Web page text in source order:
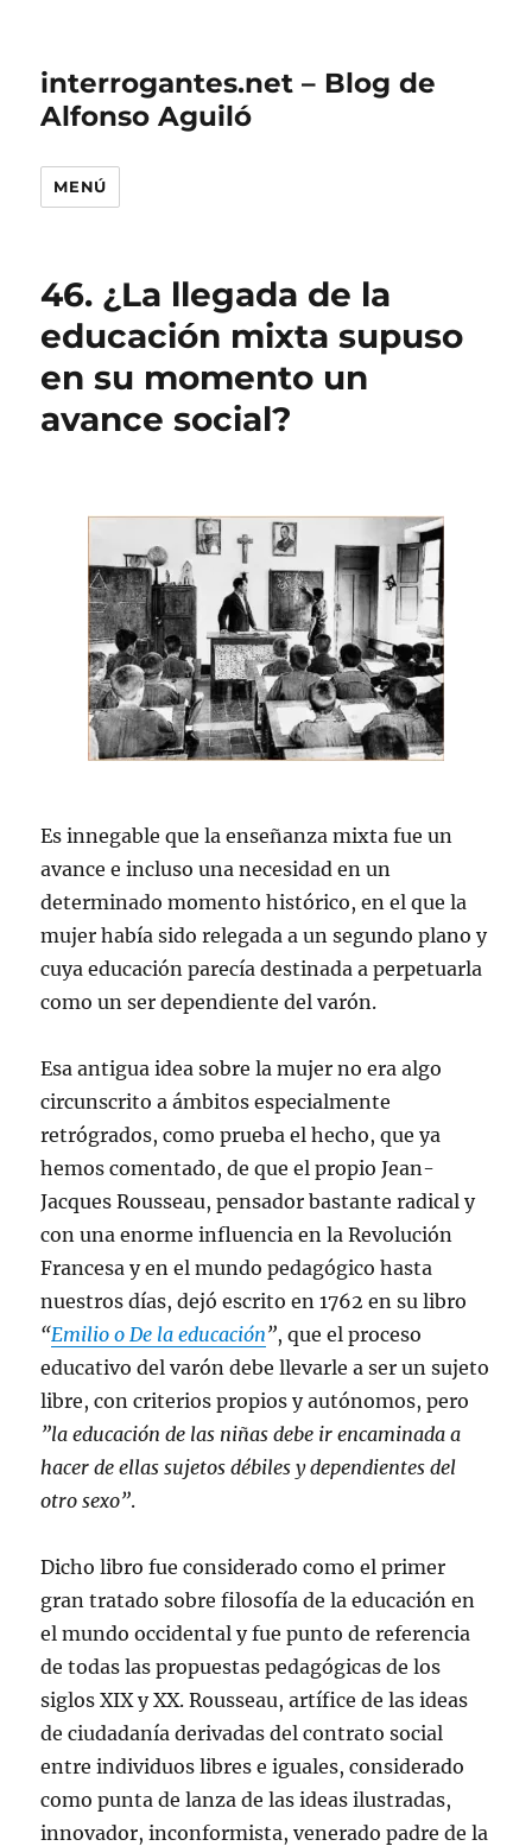
interrogantes.net – Blog de
Alfonso Aguiló
MENÚ
46. ¿La llegada de la
educación mixta supuso
en su momento un
avance social?
Es innegable que la enseñanza mixta fue un
avance e incluso una necesidad en un
determinado momento histórico, en el que la
mujer había sido relegada a un segundo plano y
cuya educación parecía destinada a perpetuarla
como un ser dependiente del varón.
Esa antigua idea sobre la mujer no era algo
circunscrito a ámbitos especialmente
retrógrados, como prueba el hecho, que ya
hemos comentado, de que el propio Jean-
Jacques Rousseau, pensador bastante radical y
con una enorme influencia en la Revolución
Francesa y en el mundo pedagógico hasta
nuestros días, dejó escrito en 1762 en su libro
“Emilio o De la educación”, que el proceso
educativo del varón debe llevarle a ser un sujeto
libre, con criterios propios y autónomos, pero
”la educación de las niñas debe ir encaminada a
hacer de ellas sujetos débiles y dependientes del
otro sexo”.
Dicho libro fue considerado como el primer
gran tratado sobre filosofía de la educación en
el mundo occidental y fue punto de referencia
de todas las propuestas pedagógicas de los
siglos XIX y XX. Rousseau, artífice de las ideas
de ciudadanía derivadas del contrato social
entre individuos libres e iguales, considerado
como punta de lanza de las ideas ilustradas,
innovador, inconformista, venerado padre de la